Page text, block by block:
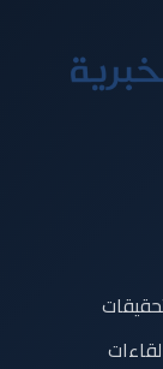
لقاءات